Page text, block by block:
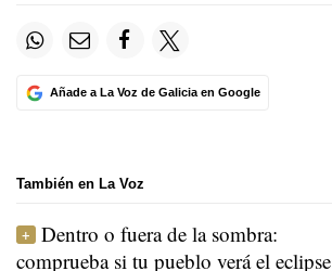
Añade a La Voz de Galicia en Google
También en La Voz
Dentro o fuera de la sombra:
comprueba si tu pueblo verá el eclipse